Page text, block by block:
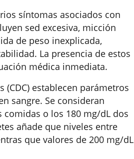
síntomas asociados con
sed excesiva, micción
de peso inexplicada,
La presencia de estos
médica inmediata.
(CDC) establecen parámetros
sangre. Se consideran
comidas o los 180 mg/dL dos
añade que niveles entre
que valores de 200 mg/dL